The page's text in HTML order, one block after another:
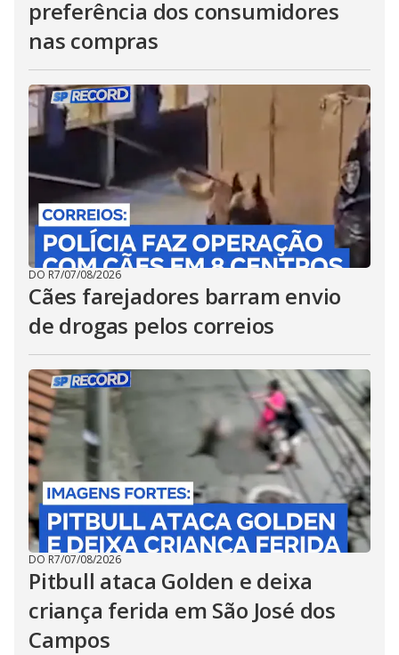
preferência dos consumidores
nas compras
DO R7/07/08/2026
Cães farejadores barram envio
de drogas pelos correios
DO R7/07/08/2026
Pitbull ataca Golden e deixa
criança ferida em São José dos
Campos